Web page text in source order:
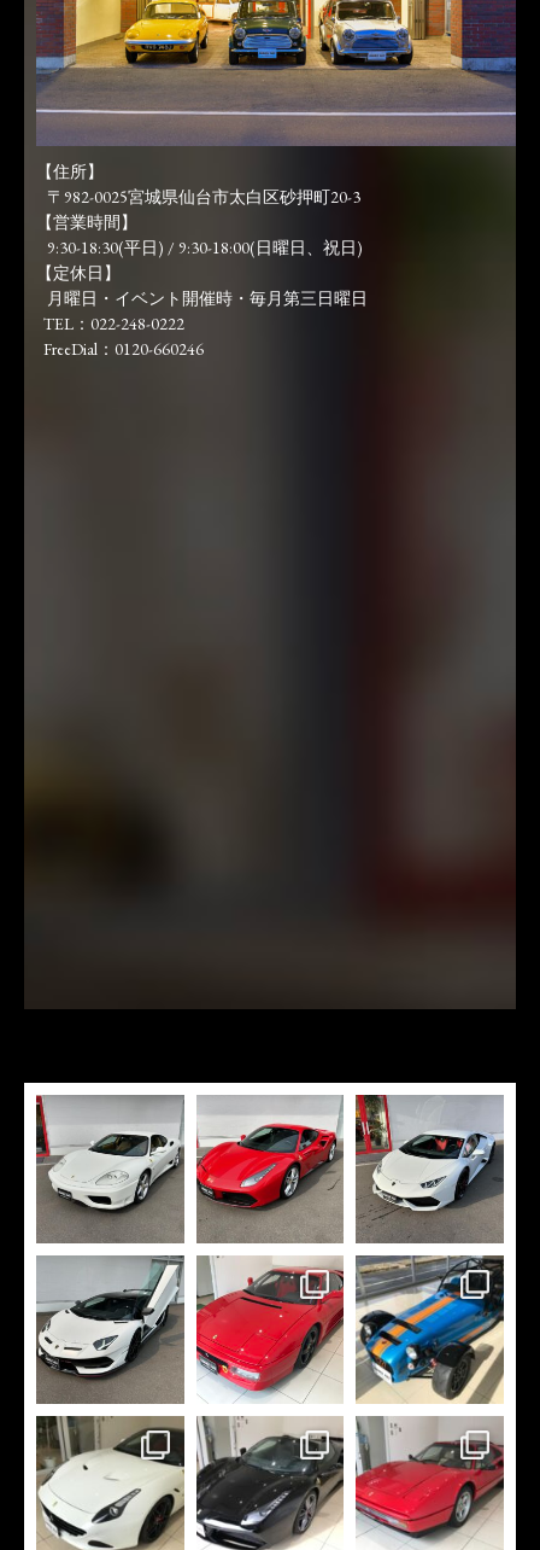
【住所】
〒982-0025宮城県仙台市太白区砂押町20-3
【営業時間】
9:30-18:30(平日) / 9:30-18:00(日曜日、祝日)
【定休日】
月曜日・イベント開催時・毎月第三日曜日
TEL：022-248-0222
FreeDial：0120-660246